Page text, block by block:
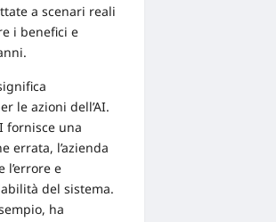
a scenari reali
i benefici e
le azioni dell’AI.
fornisce una
errata, l’azienda
l’errore e
del sistema.
ha